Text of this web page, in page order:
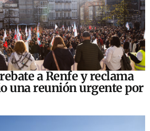
a Renfe y reclama
una reunión urgente por